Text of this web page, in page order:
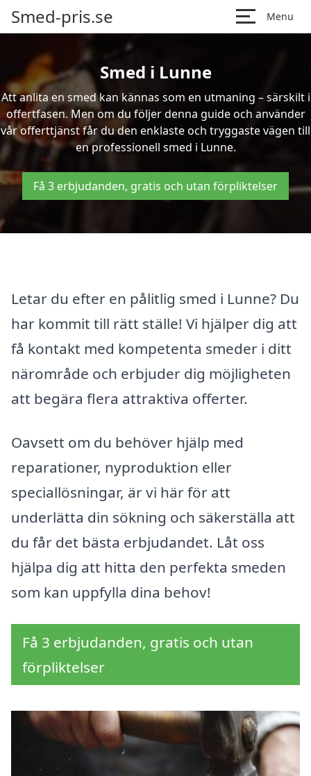
Smed-pris.se Menu
Smed i Lunne
Att anlita en smed kan kännas som en utmaning – särskilt i
offertfasen. Men om du följer denna guide och använder
vår offerttjänst får du den enklaste och tryggaste vägen till
en professionell smed i Lunne.
Få 3 erbjudanden, gratis och utan förpliktelser
Letar du efter en pålitlig smed i Lunne? Du
har kommit till rätt ställe! Vi hjälper dig att
få kontakt med kompetenta smeder i ditt
närområde och erbjuder dig möjligheten
att begära flera attraktiva offerter.
Oavsett om du behöver hjälp med
reparationer, nyproduktion eller
speciallösningar, är vi här för att
underlätta din sökning och säkerställa att
du får det bästa erbjudandet. Låt oss
hjälpa dig att hitta den perfekta smeden
som kan uppfylla dina behov!
Få 3 erbjudanden, gratis och utan
förpliktelser